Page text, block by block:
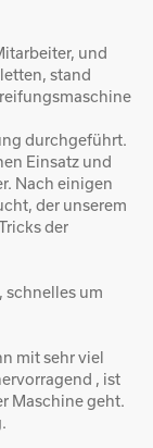
und
stand
durchgeführt.
Einsatz und
Nach einigen
der unserem
der
schnelles um
mit sehr viel
, ist
Maschine geht.